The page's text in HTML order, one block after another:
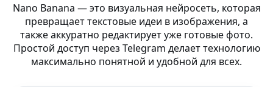
Редактор фото онлайн — Hotpot AI — мощь
AI Фото Редактор Telegram — Miro — бесплатный AI-
Nano Banana — это визуальная нейросеть, которая
превращает текстовые идеи в изображения, а
также аккуратно редактирует уже готовые фото.
Простой доступ через Telegram делает технологию
максимально понятной и удобной для всех.